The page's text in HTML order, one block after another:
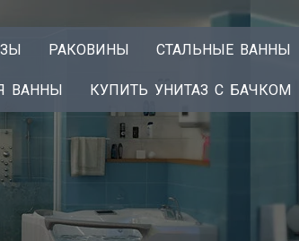
РАКОВИНЫ СТАЛЬНЫЕ ВАННЫ
ВАННЫ КУПИТЬ УНИТАЗ С БАЧКОМ